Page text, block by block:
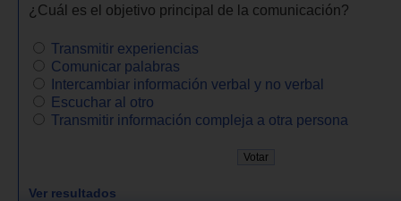
¿Cuál es el objetivo principal de la comunicación?
Transmitir experiencias
Comunicar palabras
Intercambiar información verbal y no verbal
Escuchar al otro
Transmitir información compleja a otra persona
Ver resultados